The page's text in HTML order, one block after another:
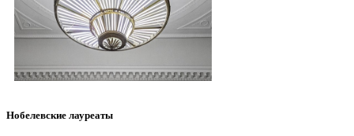
Нобелевские лауреаты